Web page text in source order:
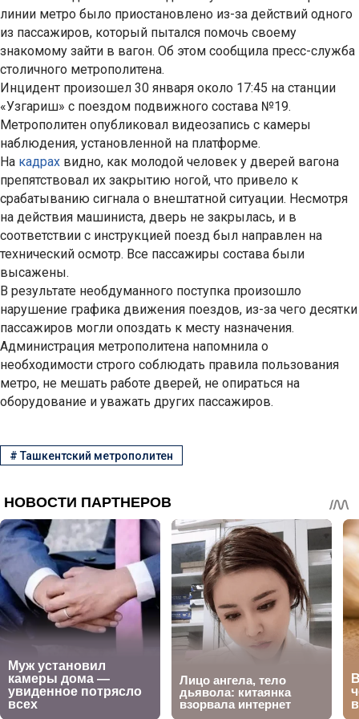
линии метро было приостановлено из-за действий одного
из пассажиров, который пытался помочь своему
знакомому зайти в вагон. Об этом сообщила пресс-служба
столичного метрополитена.
Инцидент произошел 30 января около 17:45 на станции
«Узгариш» с поездом подвижного состава №19.
Метрополитен опубликовал видеозапись с камеры
наблюдения, установленной на платформе.
На кадрах видно, как молодой человек у дверей вагона
препятствовал их закрытию ногой, что привело к
срабатыванию сигнала о внештатной ситуации. Несмотря
на действия машиниста, дверь не закрылась, и в
соответствии с инструкцией поезд был направлен на
технический осмотр. Все пассажиры состава были
высажены.
В результате необдуманного поступка произошло
нарушение графика движения поездов, из-за чего десятки
пассажиров могли опоздать к месту назначения.
Администрация метрополитена напомнила о
необходимости строго соблюдать правила пользования
метро, не мешать работе дверей, не опираться на
оборудование и уважать других пассажиров.
#Ташкентский метрополитен